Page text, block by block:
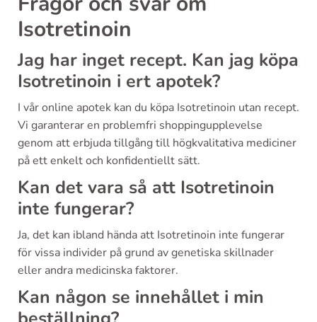
Isotretinoin
Jag har inget recept. Kan jag köpa
Isotretinoin i ert apotek?
I vår online apotek kan du köpa Isotretinoin utan recept.
Vi garanterar en problemfri shoppingupplevelse
genom att erbjuda tillgång till högkvalitativa mediciner
på ett enkelt och konfidentiellt sätt.
Kan det vara så att Isotretinoin
inte fungerar?
Ja, det kan ibland hända att Isotretinoin inte fungerar
för vissa individer på grund av genetiska skillnader
eller andra medicinska faktorer.
Kan någon se innehållet i min